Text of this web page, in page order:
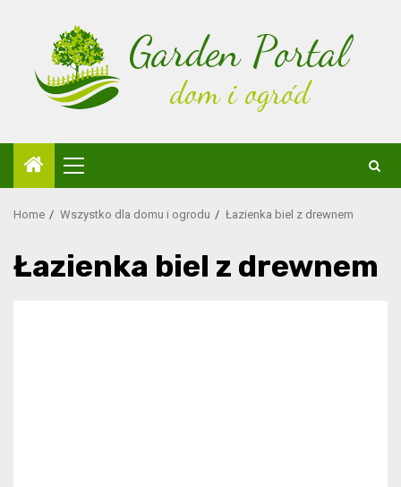
Primary
Menu
Home Wszystko dla domu i ogrodu Łazienka biel z drewnem
Łazienka biel z drewnem